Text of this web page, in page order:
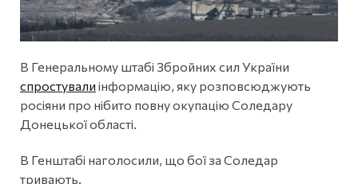
В Генеральному штабі Збройних сил України
спростували інформацію, яку розповсюджують
росіяни про нібито повну окупацію Соледару
Донецької області.
В Генштабі наголосили, що бої за Соледар
тривають.